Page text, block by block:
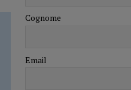
Cognome
Email